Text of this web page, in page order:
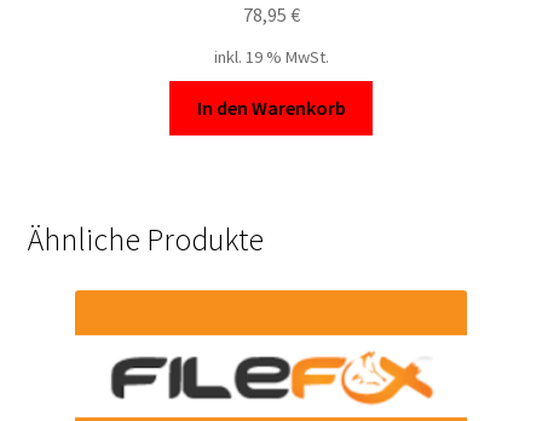
78,95 €
inkl. 19 % MwSt.
In den Warenkorb
Ähnliche Produkte